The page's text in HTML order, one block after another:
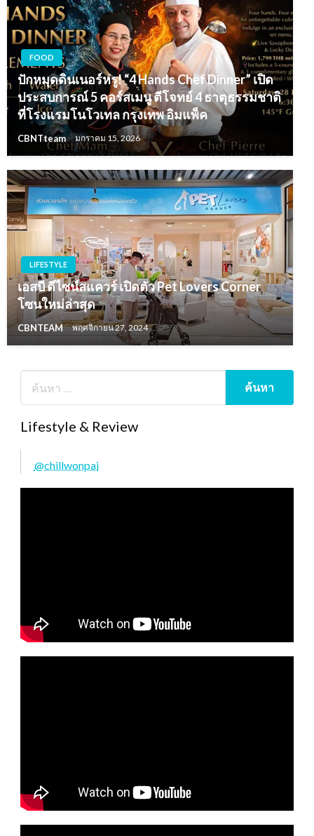
FOOD
ปักหมุดดินเนอร์หรู! “4 Hands Chef Dinner” เปิด
ประสบการณ์ 5 คอร์สเมนู ตีโจทย์ 4 ธาตุธรรมชาติ
ที่โรงแรมโนโวเทล กรุงเทพ อิมแพ็ค
CBNTteam มกราคม 15, 2026
LIFESTYLE
เอสบี ดีไซน์สแควร์ เปิดตัว Pet Lovers Corner
โซนใหม่ล่าสุด
CBNTEAM พฤศจิกายน 27, 2024
Lifestyle & Review
@chillwonpai